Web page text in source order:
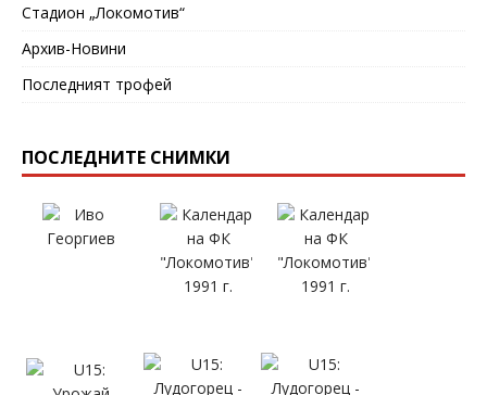
Стадион „Локомотив“
Архив-Новини
Последният трофей
ПОСЛЕДНИТЕ СНИМКИ